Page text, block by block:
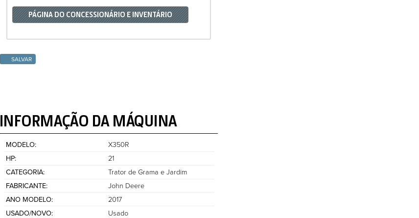
PÁGINA DO CONCESSIONÁRIO E INVENTÁRIO
SALVAR
INFORMAÇÃO DA MÁQUINA
MODELO
X350R
HP
21
CATEGORIA
Trator de Grama e Jardim
FABRICANTE
John Deere
ANO MODELO
2017
USADO/NOVO
Usado